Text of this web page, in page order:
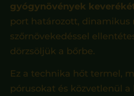
gyógynövények
port határozott, dinamikus
szőrnövekedéssel
dörzsöljük a bőrbe.
Ez a technika hőt termel,
pórusokat és közvetlenül a